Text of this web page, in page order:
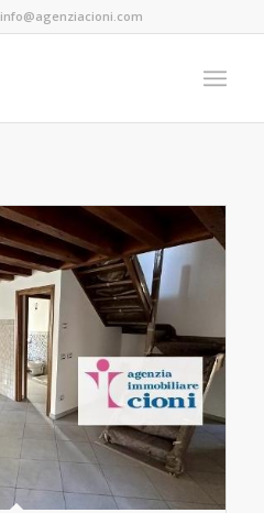
info@agenziacioni.com